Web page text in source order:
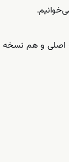
و هم نسخه